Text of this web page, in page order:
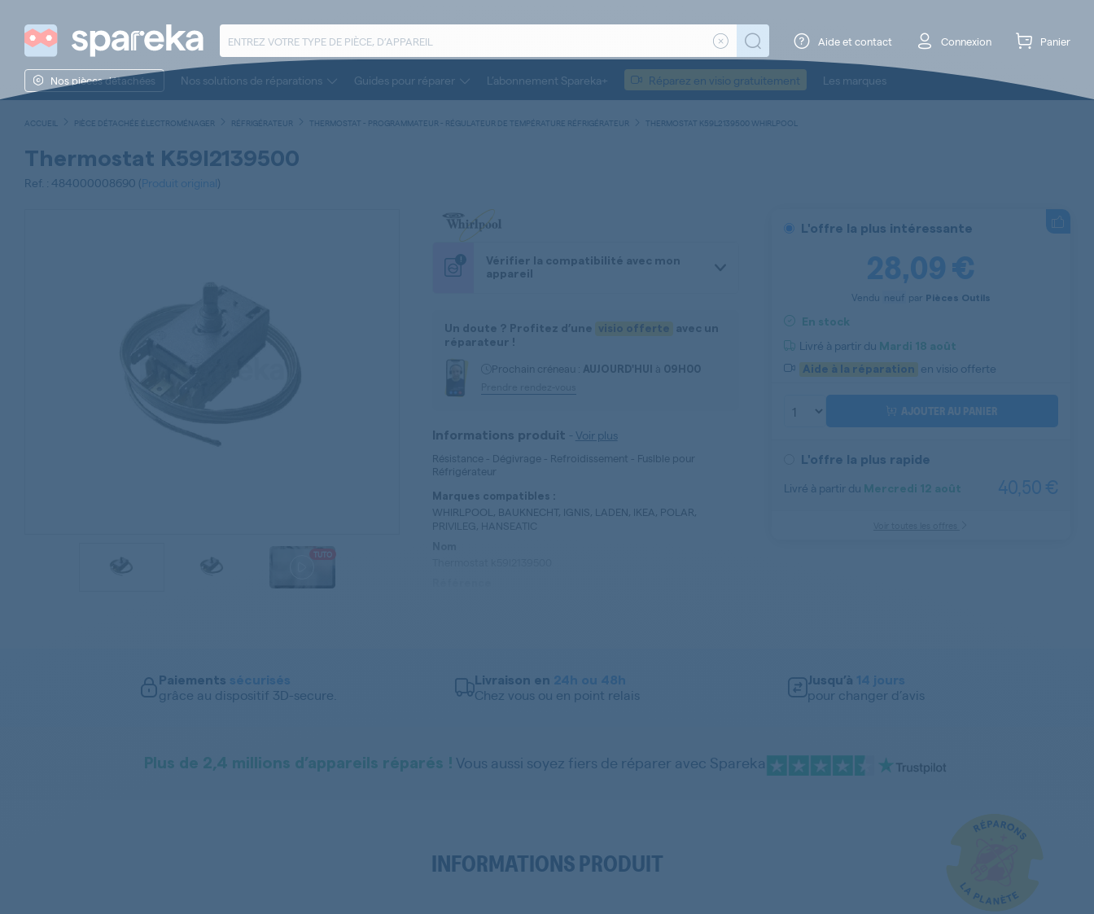
Aide et contact Connexion Panier
Nos pièces détachées Nos solutions de réparations Guides pour réparer L’abonnement Spareka+ Réparez en visio gratuitement Les marques
ACCUEIL PIÈCE DÉTACHÉE ÉLECTROMÉNAGER RÉFRIGÉRATEUR THERMOSTAT - PROGRAMMATEUR - RÉGULATEUR DE TEMPÉRATURE RÉFRIGÉRATEUR THERMOSTAT K59L2139500 WHIRLPOOL
Thermostat K59l2139500
Ref. : 484000008690 (Produit original)
TUTO
L'offre la plus intéressante
28,09 €
Vendu neuf par Pièces Outils
En stock
Livré à partir du Mardi 18 août
Aide à la réparation
en visio offerte
AJOUTER AU PANIER
L'offre la plus rapide
Livré à partir du Mercredi 12 août 40,50 €
Aide à la réparation
!
Vérifier la compatibilité avec mon
appareil
Un doute ? Profitez d’une visio offerte
avec un
réparateur !
Prochain créneau : AUJOURD'HUI à 09H00
Informations produit - Voir plus
Résistance - Dégivrage - Refroidissement - Fuslble pour
Réfrigérateur
Marques compatibles :
WHIRLPOOL, BAUKNECHT, IGNIS, LADEN, IKEA, POLAR,
PRIVILEG, HANSEATIC
Paiements sécurisés
grâce au dispositif 3D-secure.
Livraison en 24h ou 48h
Chez vous ou en point relais
Jusqu’à 14 jours
pour changer d’avis
Plus de 2,4 millions d’appareils réparés ! Vous aussi soyez fiers de réparer avec Spareka
INFORMATIONS PRODUIT